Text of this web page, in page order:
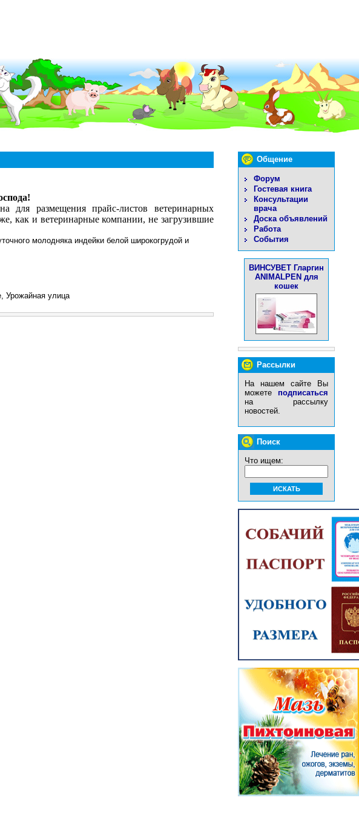
Общение
Форум
Гостевая книга
Консультации
врача
Доска объявлений
Работа
События
ВИНСУВЕТ Гларгин
АNIМАLРЕN для
кошек
Рассылки
На нашем сайте Вы
можете подписаться
на рассылку
новостей.
Поиск
Что ищем:
для размещения прайс-листов ветеринарных
как и ветеринарные компании, не загрузившие
молодняка индейки белой широкогрудой и
Урожайная улица